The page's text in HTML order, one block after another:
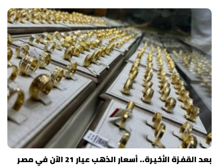
بعد القفزة الأخيرة.. أسعار الذهب عيار 21 الآن في مصر